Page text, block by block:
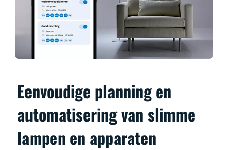
Eenvoudige planning en
automatisering van slimme
lampen en apparaten